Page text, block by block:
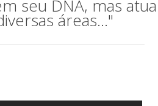
seu DNA, mas atua
áreas..."